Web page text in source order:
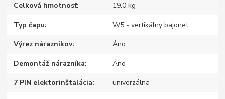
Celková hmotnosť 19.0 kg
Typ čapu W5 - vertikálny bajonet
Výrez nárazníkov Áno
Demontáž nárazníka Áno
7 PIN elektorinštalácia univerzálna